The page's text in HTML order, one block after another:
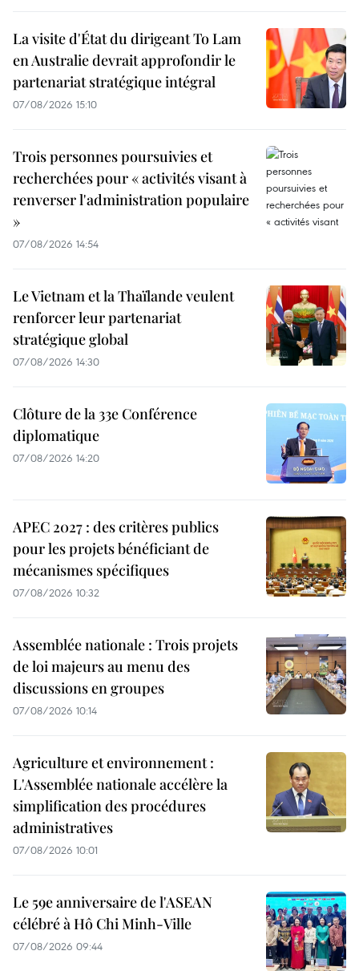
La visite d'État du dirigeant To Lam
en Australie devrait approfondir le
partenariat stratégique intégral
07/08/2026 15:10
Trois personnes poursuivies et
recherchées pour « activités visant à
renverser l'administration populaire
»
07/08/2026 14:54
Le Vietnam et la Thaïlande veulent
renforcer leur partenariat
stratégique global
07/08/2026 14:30
Clôture de la 33e Conférence
diplomatique
07/08/2026 14:20
APEC 2027 : des critères publics
pour les projets bénéficiant de
mécanismes spécifiques
07/08/2026 10:32
Assemblée nationale : Trois projets
de loi majeurs au menu des
discussions en groupes
07/08/2026 10:14
Agriculture et environnement :
L'Assemblée nationale accélère la
simplification des procédures
administratives
07/08/2026 10:01
Le 59e anniversaire de l'ASEAN
célébré à Hô Chi Minh-Ville
07/08/2026 09:44